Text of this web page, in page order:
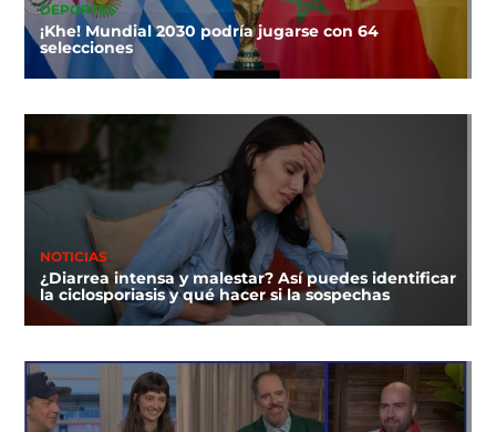
DEPORTES
¡Khe! Mundial 2030 podría jugarse con 64
selecciones
NOTICIAS
¿Diarrea intensa y malestar? Así puedes identificar
la ciclosporiasis y qué hacer si la sospechas